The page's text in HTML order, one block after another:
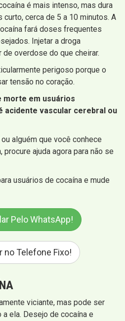
é mais intenso, mas dura
curto, cerca de 5 a 10 minutos. A
fará doses frequentes
Injetar a droga
overdose do que cheirar.
perigoso porque o
tensão no coração.
morte em usuários
acidente vascular cerebral ou
alguém que você conhece
ajuda agora para não se
usuários de cocaína e mude
Pelo WhatsApp!
no Telefone Fixo!
viciante, mas pode ser
ela. Desejo de cocaína e